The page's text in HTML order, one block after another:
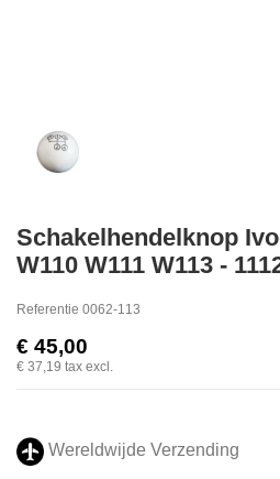
Schakelhendelknop
W110 W111 W113 -
Referentie 0062-113
€ 45,00
€ 37,19 tax excl.
Wereldwijde Verzending